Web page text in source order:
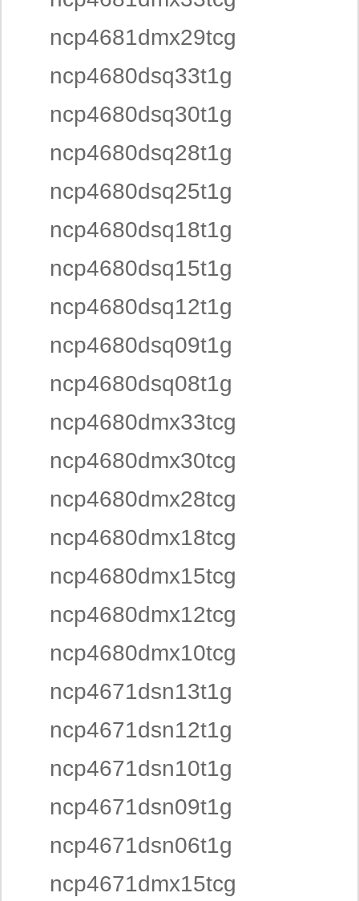
ncp4681dmx29tcg
ncp4680dsq33t1g
ncp4680dsq30t1g
ncp4680dsq28t1g
ncp4680dsq25t1g
ncp4680dsq18t1g
ncp4680dsq15t1g
ncp4680dsq12t1g
ncp4680dsq09t1g
ncp4680dsq08t1g
ncp4680dmx33tcg
ncp4680dmx30tcg
ncp4680dmx28tcg
ncp4680dmx18tcg
ncp4680dmx15tcg
ncp4680dmx12tcg
ncp4680dmx10tcg
ncp4671dsn13t1g
ncp4671dsn12t1g
ncp4671dsn10t1g
ncp4671dsn09t1g
ncp4671dsn06t1g
ncp4671dmx15tcg